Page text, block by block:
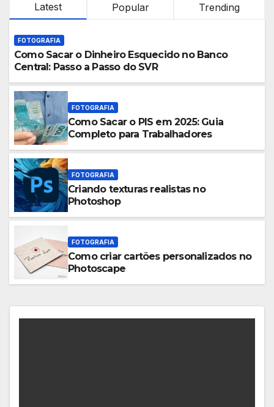
Latest Popular Trending
FOTOGRAFIA
Como Sacar o Dinheiro Esquecido no Banco
Central: Passo a Passo do SVR
FOTOGRAFIA
Como Sacar o PIS em 2025: Guia
Completo para Trabalhadores
FOTOGRAFIA
Criando texturas realistas no
Photoshop
FOTOGRAFIA
Como criar cartões personalizados no
Photoscape